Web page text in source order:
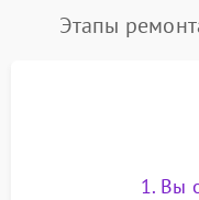
Этапы
1. Вы